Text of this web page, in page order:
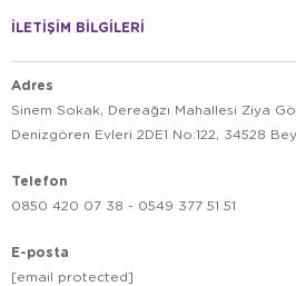
İLETİŞİM BİLGİLERİ
Adres
Sinem Sokak, Dereağzı Mahallesi Ziya
Denizgören Evleri 2DE1 No:122, 34528
Telefon
0850 420 07 38 - 0549 377 51 51
E-posta
[email protected]